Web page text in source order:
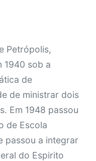
Petrópolis,
1940 sob a
de
de ministrar dois
Em 1948 passou
de Escola
passou a integrar
do Espirito